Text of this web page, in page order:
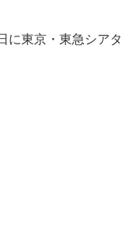
に東京・東急シアタ